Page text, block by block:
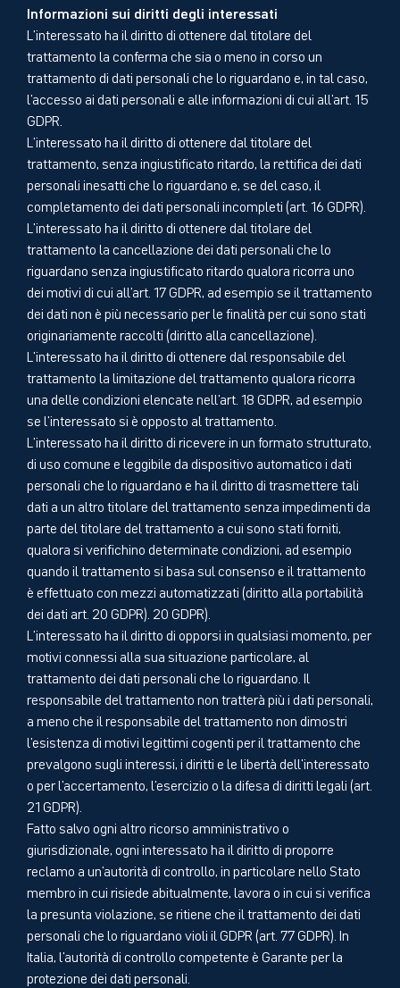
Informazioni sui diritti degli interessati
L'interessato ha il diritto di ottenere dal titolare del
trattamento la conferma che sia o meno in corso un
trattamento di dati personali che lo riguardano e, in tal caso,
l'accesso ai dati personali e alle informazioni di cui all'art. 15
GDPR.
L'interessato ha il diritto di ottenere dal titolare del
trattamento, senza ingiustificato ritardo, la rettifica dei dati
personali inesatti che lo riguardano e, se del caso, il
completamento dei dati personali incompleti (art. 16 GDPR).
L'interessato ha il diritto di ottenere dal titolare del
trattamento la cancellazione dei dati personali che lo
riguardano senza ingiustificato ritardo qualora ricorra uno
dei motivi di cui all'art. 17 GDPR, ad esempio se il trattamento
dei dati non è più necessario per le finalità per cui sono stati
originariamente raccolti (diritto alla cancellazione).
L'interessato ha il diritto di ottenere dal responsabile del
trattamento la limitazione del trattamento qualora ricorra
una delle condizioni elencate nell'art. 18 GDPR, ad esempio
se l'interessato si è opposto al trattamento.
L'interessato ha il diritto di ricevere in un formato strutturato,
di uso comune e leggibile da dispositivo automatico i dati
personali che lo riguardano e ha il diritto di trasmettere tali
dati a un altro titolare del trattamento senza impedimenti da
parte del titolare del trattamento a cui sono stati forniti,
qualora si verifichino determinate condizioni, ad esempio
quando il trattamento si basa sul consenso e il trattamento
è effettuato con mezzi automatizzati (diritto alla portabilità
dei dati art. 20 GDPR). 20 GDPR).
L'interessato ha il diritto di opporsi in qualsiasi momento, per
motivi connessi alla sua situazione particolare, al
trattamento dei dati personali che lo riguardano. Il
responsabile del trattamento non tratterà più i dati personali,
a meno che il responsabile del trattamento non dimostri
l'esistenza di motivi legittimi cogenti per il trattamento che
prevalgono sugli interessi, i diritti e le libertà dell'interessato
o per l'accertamento, l'esercizio o la difesa di diritti legali (art.
21 GDPR).
Fatto salvo ogni altro ricorso amministrativo o
giurisdizionale, ogni interessato ha il diritto di proporre
reclamo a un'autorità di controllo, in particolare nello Stato
membro in cui risiede abitualmente, lavora o in cui si verifica
la presunta violazione, se ritiene che il trattamento dei dati
personali che lo riguardano violi il GDPR (art. 77 GDPR). In
Italia, l'autorità di controllo competente è Garante per la
protezione dei dati personali.